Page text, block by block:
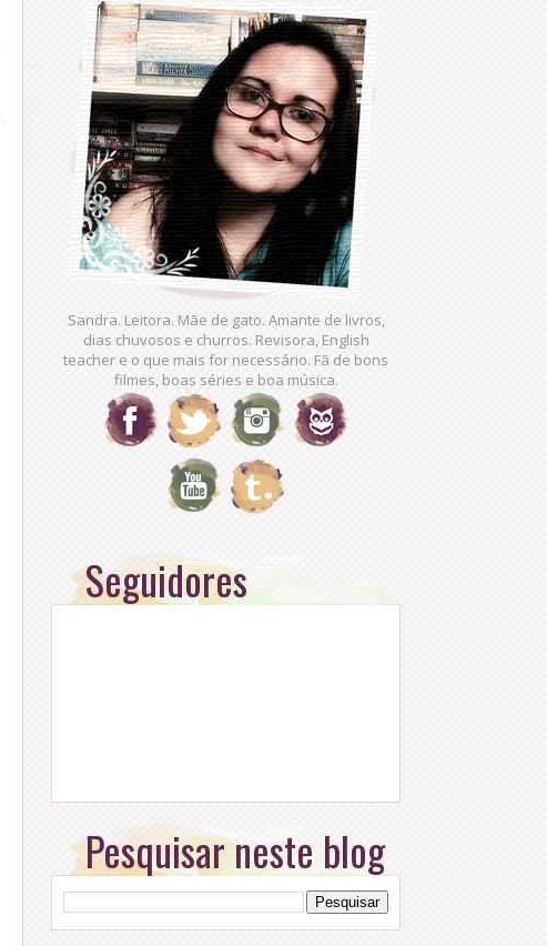
Sandra. Leitora. Mãe de gato. Amante de livros,
dias chuvosos e churros. Revisora, English
teacher e o que mais for necessário. Fã de bons
filmes, boas séries e boa música.
Seguidores
Pesquisar neste blog